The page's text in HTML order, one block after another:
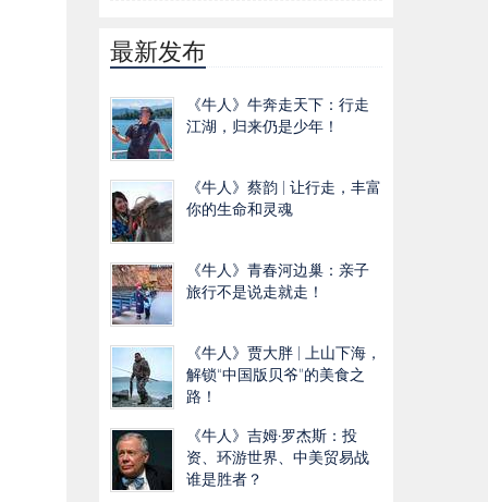
最新发布
《牛人》牛奔走天下：行走
江湖，归来仍是少年！
《牛人》蔡韵 | 让行走，丰富
你的生命和灵魂
《牛人》青春河边巢：亲子
旅行不是说走就走！
《牛人》贾大胖 | 上山下海，
解锁“中国版贝爷”的美食之
路！
《牛人》吉姆·罗杰斯：投
资、环游世界、中美贸易战
谁是胜者？